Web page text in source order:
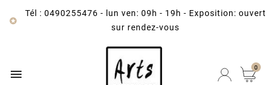

Tél : 0490255476 -
lun ven: 09h - 19h - Exposition: ouvert
sur rendez-vous
 0